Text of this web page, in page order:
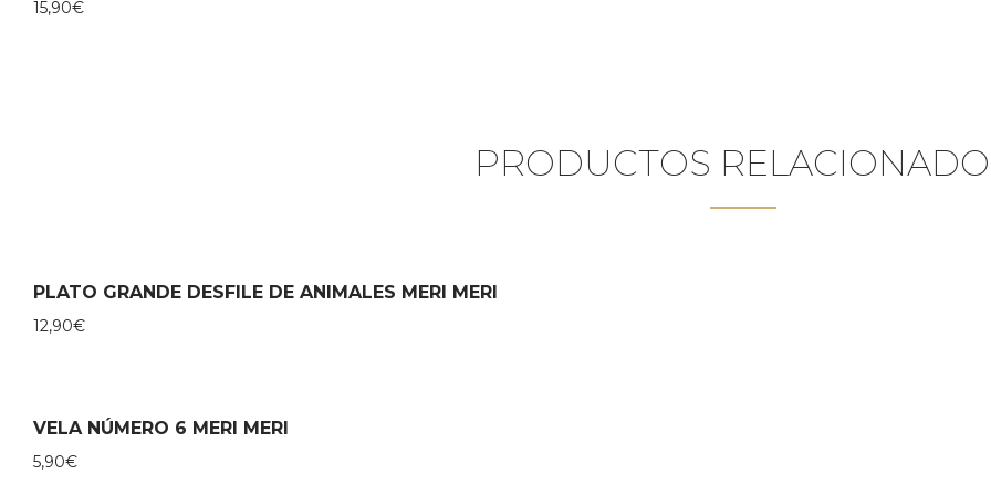
15,90€
PRODUCTOS
PLATO GRANDE DESFILE DE ANIMALES MERI MERI
12,90€
VELA NÚMERO 6 MERI MERI
5,90€